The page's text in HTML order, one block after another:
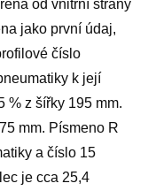
od vnitřní strany
jako první údaj,
číslo
k její
% z šířky 195 mm.
mm. Písmeno R
a číslo 15
je cca 25,4